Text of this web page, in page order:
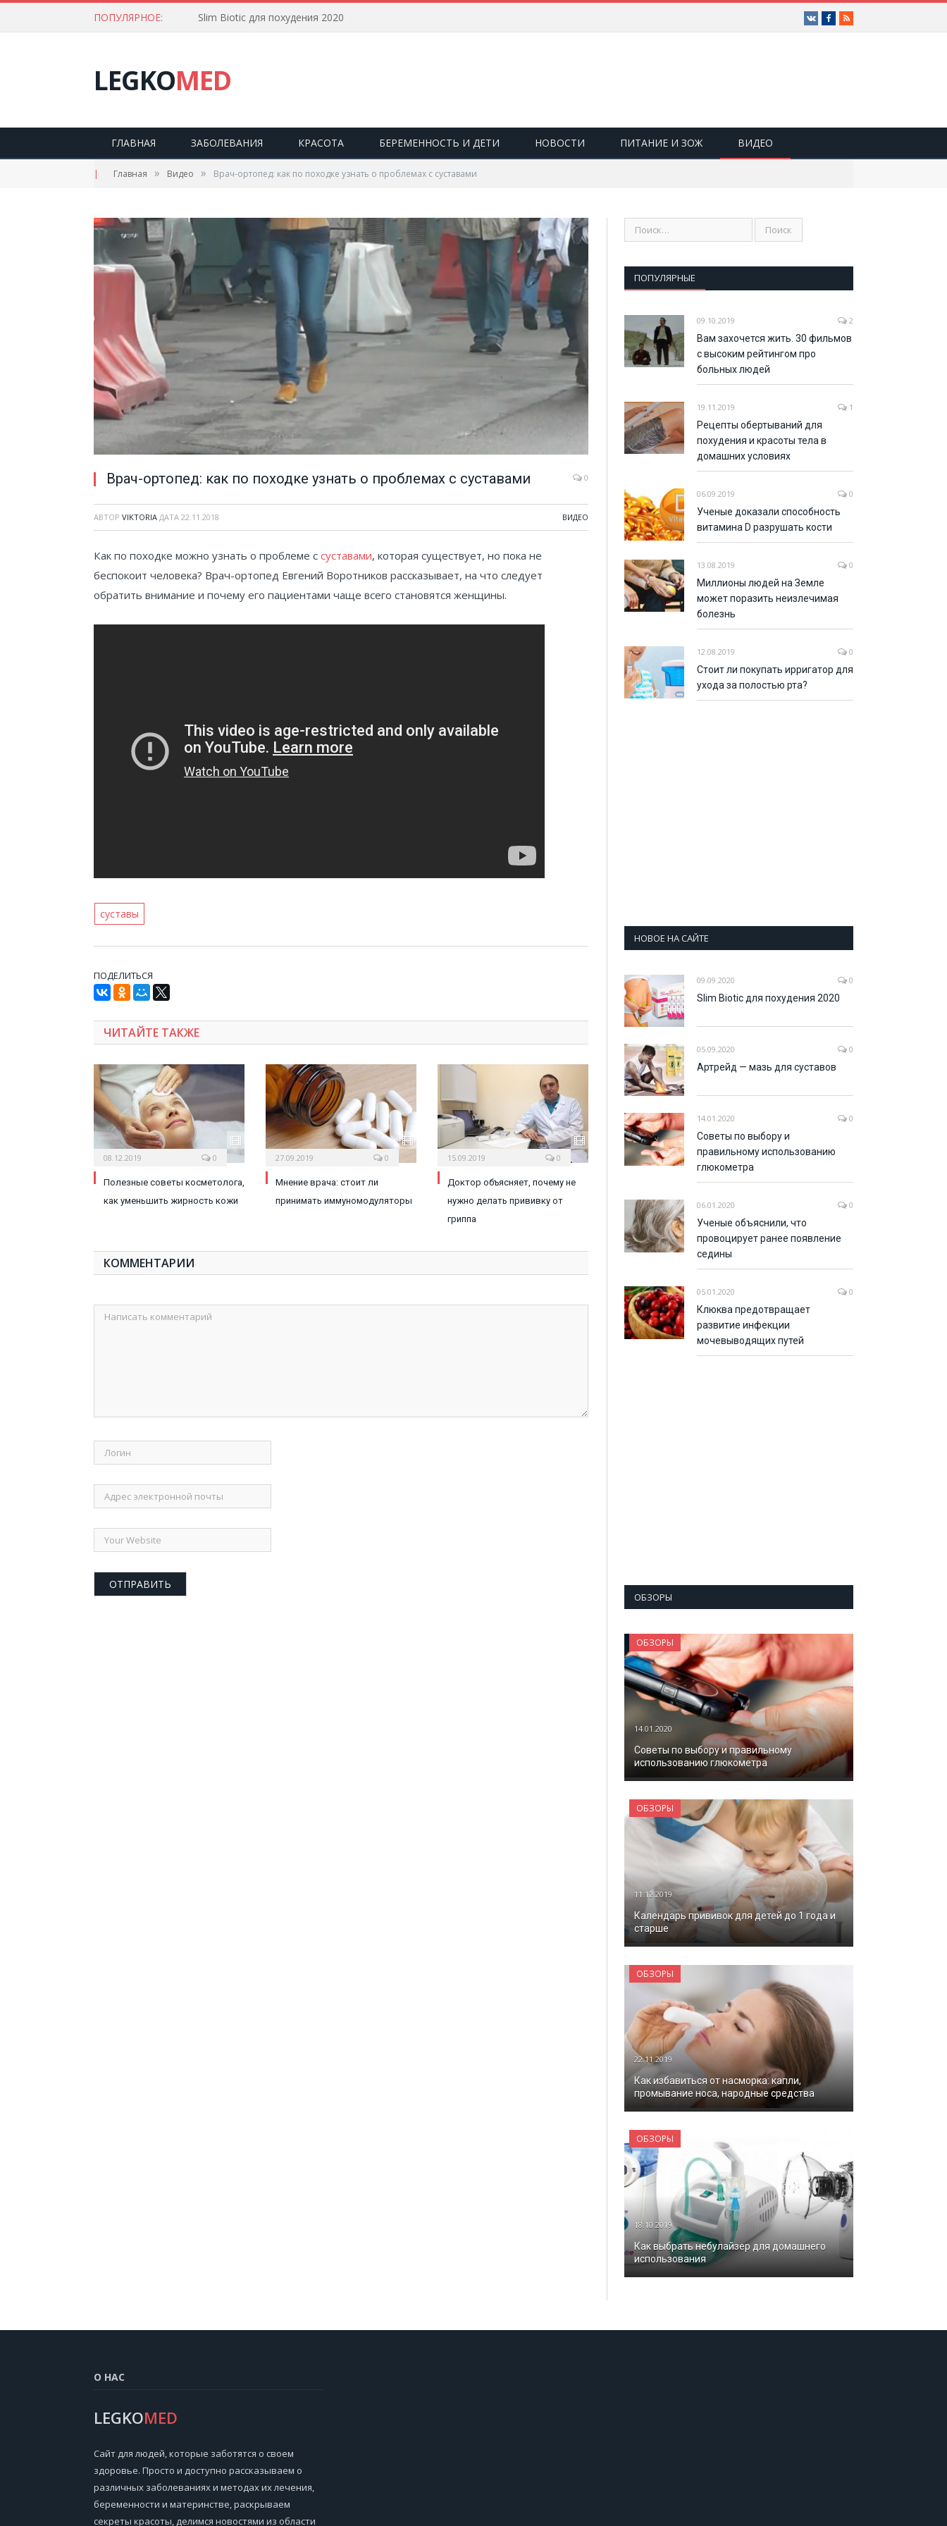
ПОПУЛЯРНОЕ: Slim Biotic для похудения 2020 Vk Facebook
RSS
LEGKOMED
ГЛАВНАЯ ЗАБОЛЕВАНИЯ КРАСОТА БЕРЕМЕННОСТЬ И ДЕТИ НОВОСТИ ПИТАНИЕ И ЗОЖ ВИДЕО
| Главная » Видео » Врач-ортопед: как по походке узнать о проблемах с суставами
Врач-ортопед: как по походке узнать о проблемах с суставами 0
АВТОР VIKTORIA ДАТА 22.11.2018 ВИДЕО
Как по походке можно узнать о проблеме с суставами, которая существует, но пока не
беспокоит человека? Врач-ортопед Евгений Воротников рассказывает, на что следует
обратить внимание и почему его пациентами чаще всего становятся женщины.
суставы
ПОДЕЛИТЬСЯ
ЧИТАЙТЕ ТАКЖЕ
08.12.2019 0
Полезные советы косметолога,
как уменьшить жирность кожи
27.09.2019 0
Мнение врача: стоит ли
принимать иммуномодуляторы
15.09.2019 0
Доктор объясняет, почему не
нужно делать прививку от
гриппа
КОММЕНТАРИИ
ПОПУЛЯРНЫЕ
09.10.2019 2
Вам захочется жить. 30 фильмов
с высоким рейтингом про
больных людей
19.11.2019 1
Рецепты обертываний для
похудения и красоты тела в
домашних условиях
06.09.2019 0
Ученые доказали способность
витамина D разрушать кости
13.08.2019 0
Миллионы людей на Земле
может поразить неизлечимая
болезнь
12.08.2019 0
Стоит ли покупать ирригатор для
ухода за полостью рта?
НОВОЕ НА САЙТЕ
09.09.2020 0
Slim Biotic для похудения 2020
05.09.2020 0
Артрейд — мазь для суставов
14.01.2020 0
Советы по выбору и
правильному использованию
глюкометра
06.01.2020 0
Ученые объяснили, что
провоцирует ранее появление
седины
05.01.2020 0
Клюква предотвращает
развитие инфекции
мочевыводящих путей
ОБЗОРЫ
ОБЗОРЫ
14.01.2020
Советы по выбору и правильному
использованию глюкометра
ОБЗОРЫ
11.12.2019
Календарь прививок для детей до 1 года и
старше
ОБЗОРЫ
22.11.2019
Как избавиться от насморка: капли,
промывание носа, народные средства
ОБЗОРЫ
18.10.2019
Как выбрать небулайзер для домашнего
использования
О НАС
LEGKOMED
Cайт для людей, которые заботятся о своем
здоровье. Просто и доступно рассказываем о
различных заболеваниях и методах их лечения,
беременности и материнстве, раскрываем
секреты красоты, делимся новостями из области